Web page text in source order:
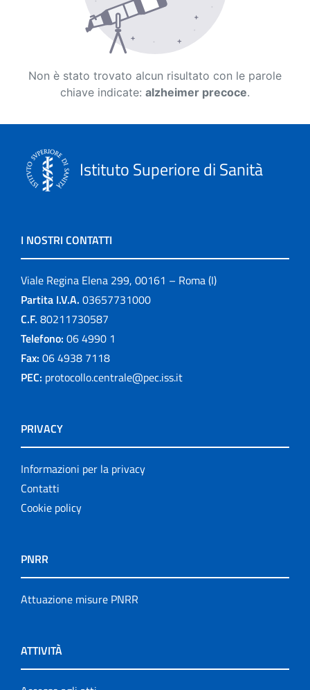
Non è stato trovato alcun risultato con le parole
chiave indicate: alzheimer precoce.
Istituto Superiore di Sanità
I NOSTRI CONTATTI
Viale Regina Elena 299, 00161 – Roma (I)
Partita I.V.A. 03657731000
C.F. 80211730587
Telefono: 06 4990 1
Fax: 06 4938 7118
PEC: protocollo.centrale@pec.iss.it
PRIVACY
Informazioni per la privacy
Contatti
Cookie policy
PNRR
Attuazione misure PNRR
ATTIVITÀ